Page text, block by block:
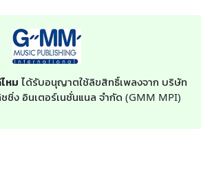
หม ได้รับอนุญาตใช้ลิขสิทธิ์เพลงจาก บริษัท
ชิ่ง อินเตอร์เนชั่นแนล จำกัด (GMM MPI)